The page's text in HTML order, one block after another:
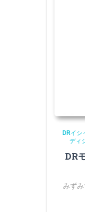
DRイシ
ディ
DR
みず